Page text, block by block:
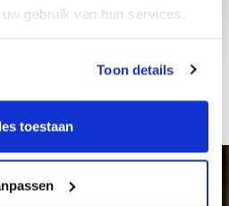
gebruik van hun services.
Toon details
toestaan